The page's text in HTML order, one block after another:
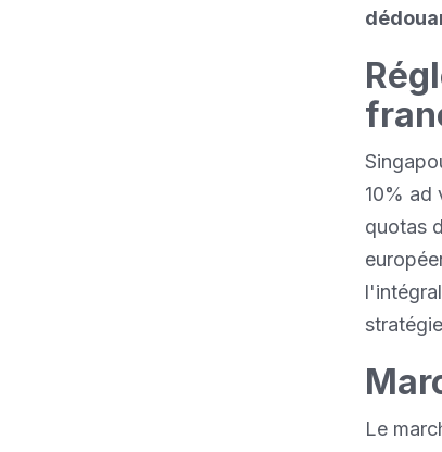
10% ad
quotas
Le